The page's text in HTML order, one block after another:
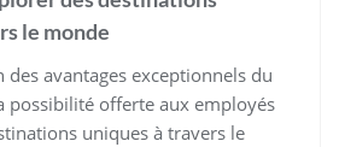
le monde
des avantages exceptionnels du
possibilité offerte aux employés
uniques à travers le